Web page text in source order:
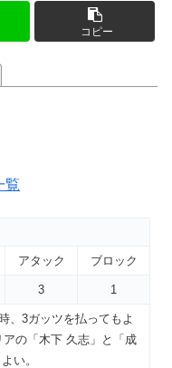
コピー
覧
アタック ブロック
3 1
、3ガッツを払ってもよ
の「木下 久志」と「成
い。